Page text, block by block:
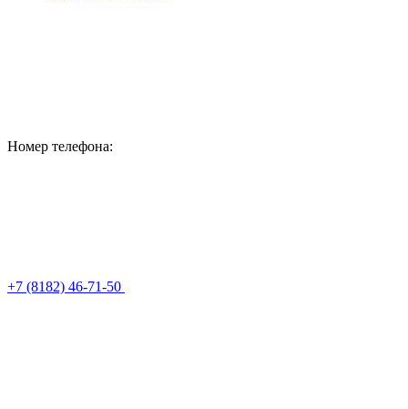
Номер телефона:
+7 (8182) 46-71-50